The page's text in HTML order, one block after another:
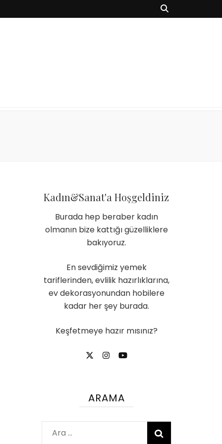
Kadın&Sanat'a Hoşgeldiniz
Burada hep beraber kadın
olmanın bize kattığı güzelliklere
bakıyoruz.
En sevdiğimiz yemek
tariflerinden, evlilik hazırlıklarına,
ev dekorasyonundan hobilere
kadar her şey burada.
Keşfetmeye hazır mısınız?
ARAMA
Arama: